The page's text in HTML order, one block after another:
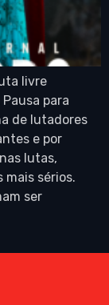
livre
para
de lutadores
e por
lutas,
mais sérios.
ser